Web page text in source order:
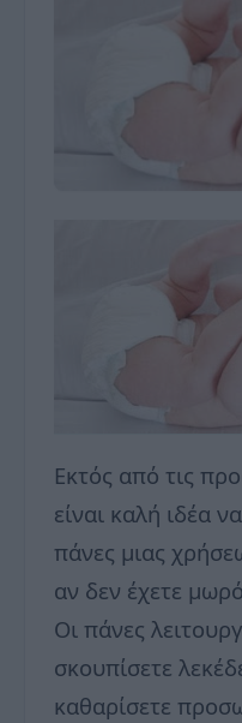
Εκτός από τις
είναι καλή ιδέα
πάνες μιας
αν δεν έχετε
Οι πάνες
σκουπίσετε
καθαρίσετε